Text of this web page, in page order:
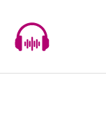
content